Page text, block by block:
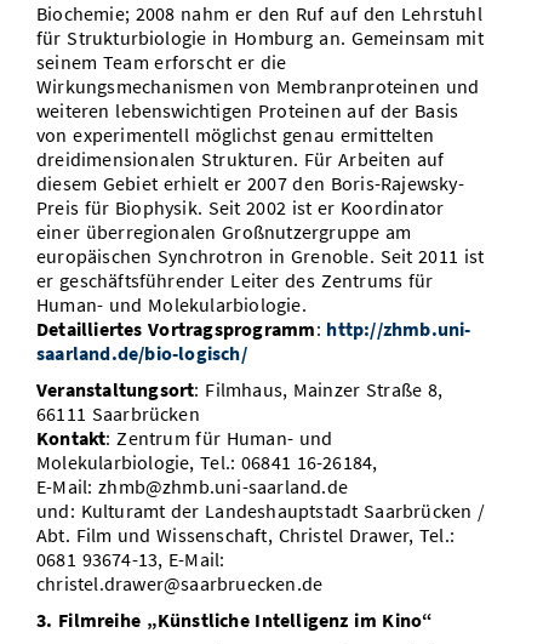
Biochemie; 2008 nahm er den Ruf auf den Lehrstuhl
für Strukturbiologie in Homburg an. Gemeinsam mit
seinem Team erforscht er die
Wirkungsmechanismen von Membranproteinen und
weiteren lebenswichtigen Proteinen auf der Basis
von experimentell möglichst genau ermittelten
dreidimensionalen Strukturen. Für Arbeiten auf
diesem Gebiet erhielt er 2007 den Boris-Rajewsky-
Preis für Biophysik. Seit 2002 ist er Koordinator
einer überregionalen Großnutzergruppe am
europäischen Synchrotron in Grenoble. Seit 2011 ist
er geschäftsführender Leiter des Zentrums für
Human- und Molekularbiologie.
Detailliertes Vortragsprogramm: http://zhmb.uni-
saarland.de/bio-logisch/
Veranstaltungsort: Filmhaus, Mainzer Straße 8,
66111 Saarbrücken
Kontakt: Zentrum für Human- und
Molekularbiologie, Tel.: 06841 16-26184,
E-Mail: zhmb@zhmb.uni-saarland.de
und: Kulturamt der Landeshauptstadt Saarbrücken /
Abt. Film und Wissenschaft, Christel Drawer, Tel.:
0681 93674-13, E-Mail:
christel.drawer@saarbruecken.de
3. Filmreihe „Künstliche Intelligenz im Kino“